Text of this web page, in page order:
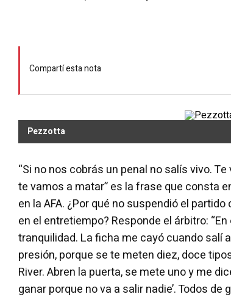
Compartí esta nota
Pezzotta
“Si no nos cobrás un penal no salís vivo.
te vamos a matar” es la frase que consta
en la AFA. ¿Por qué no suspendió el
en el entretiempo? Responde el árbitro:
tranquilidad. La ficha me cayó cuando salí
presión, porque se te meten diez, doce
River. Abren la puerta, se mete uno y me
ganar porque no va a salir nadie’. Todos